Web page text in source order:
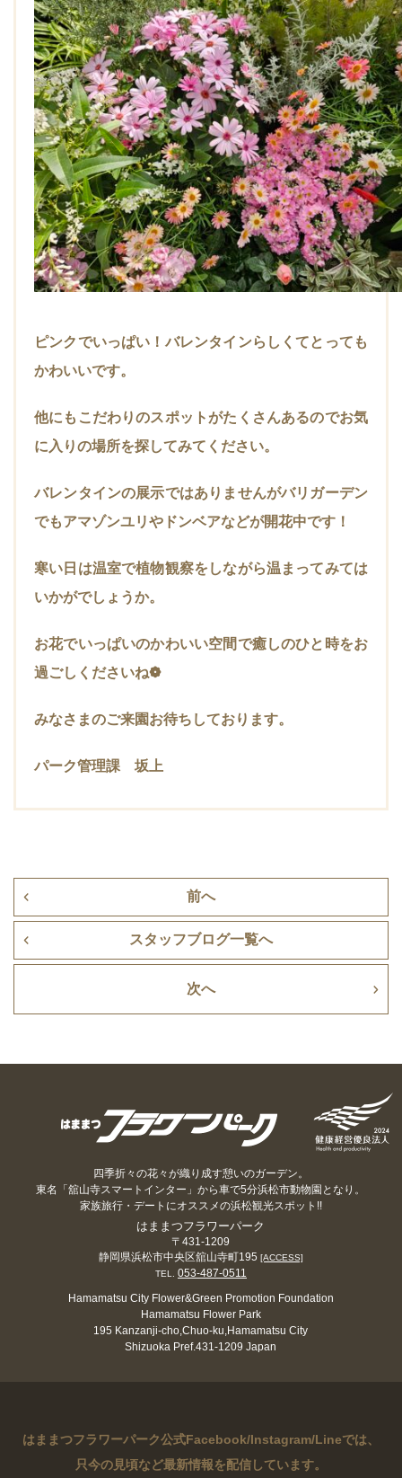
ピンクでいっぱい！バレンタインらしくてとっても
かわいいです。
他にもこだわりのスポットがたくさんあるのでお気
に入りの場所を探してみてください。
バレンタインの展示ではありませんがバリガーデン
でもアマゾンユリやドンベアなどが開花中です！
寒い日は温室で植物観察をしながら温まってみては
いかがでしょうか。
お花でいっぱいのかわいい空間で癒しのひと時をお
過ごしくださいね❁
みなさまのご来園お待ちしております。
パーク管理課 坂上
前へ
スタッフブログ一覧へ
次へ
四季折々の花々が織り成す憩いのガーデン。
東名「舘山寺スマートインター」から車で5分浜松市動物園となり。
家族旅行・デートにオススメの浜松観光スポット!!
はままつフラワーパーク
〒431-1209
静岡県浜松市中央区舘山寺町195 [ACCESS]
TEL.
053-487-0511
Hamamatsu City Flower&Green Promotion Foundation
Hamamatsu Flower Park
195 Kanzanji-cho,Chuo-ku,Hamamatsu City
Shizuoka Pref.431-1209 Japan
はままつフラワーパーク公式Facebook/Instagram/Lineでは、
只今の見頃など最新情報を配信しています。